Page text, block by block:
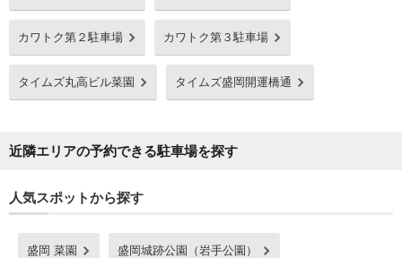
カワトク第２駐車場 カワトク第３駐車場
タイムズ丸高ビル菜園 タイムズ盛岡開運橋通
近隣エリアの予約できる駐車場を探す
人気スポットから探す
盛岡 菜園 盛岡城跡公園（岩手公園）